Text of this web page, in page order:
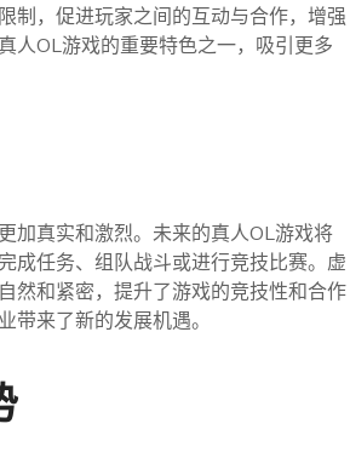
制，促进玩家之间的互动与合作，增强
人OL游戏的重要特色之一，吸引更多
加真实和激烈。未来的真人OL游戏将
成任务、组队战斗或进行竞技比赛。虚
然和紧密，提升了游戏的竞技性和合作
带来了新的发展机遇。